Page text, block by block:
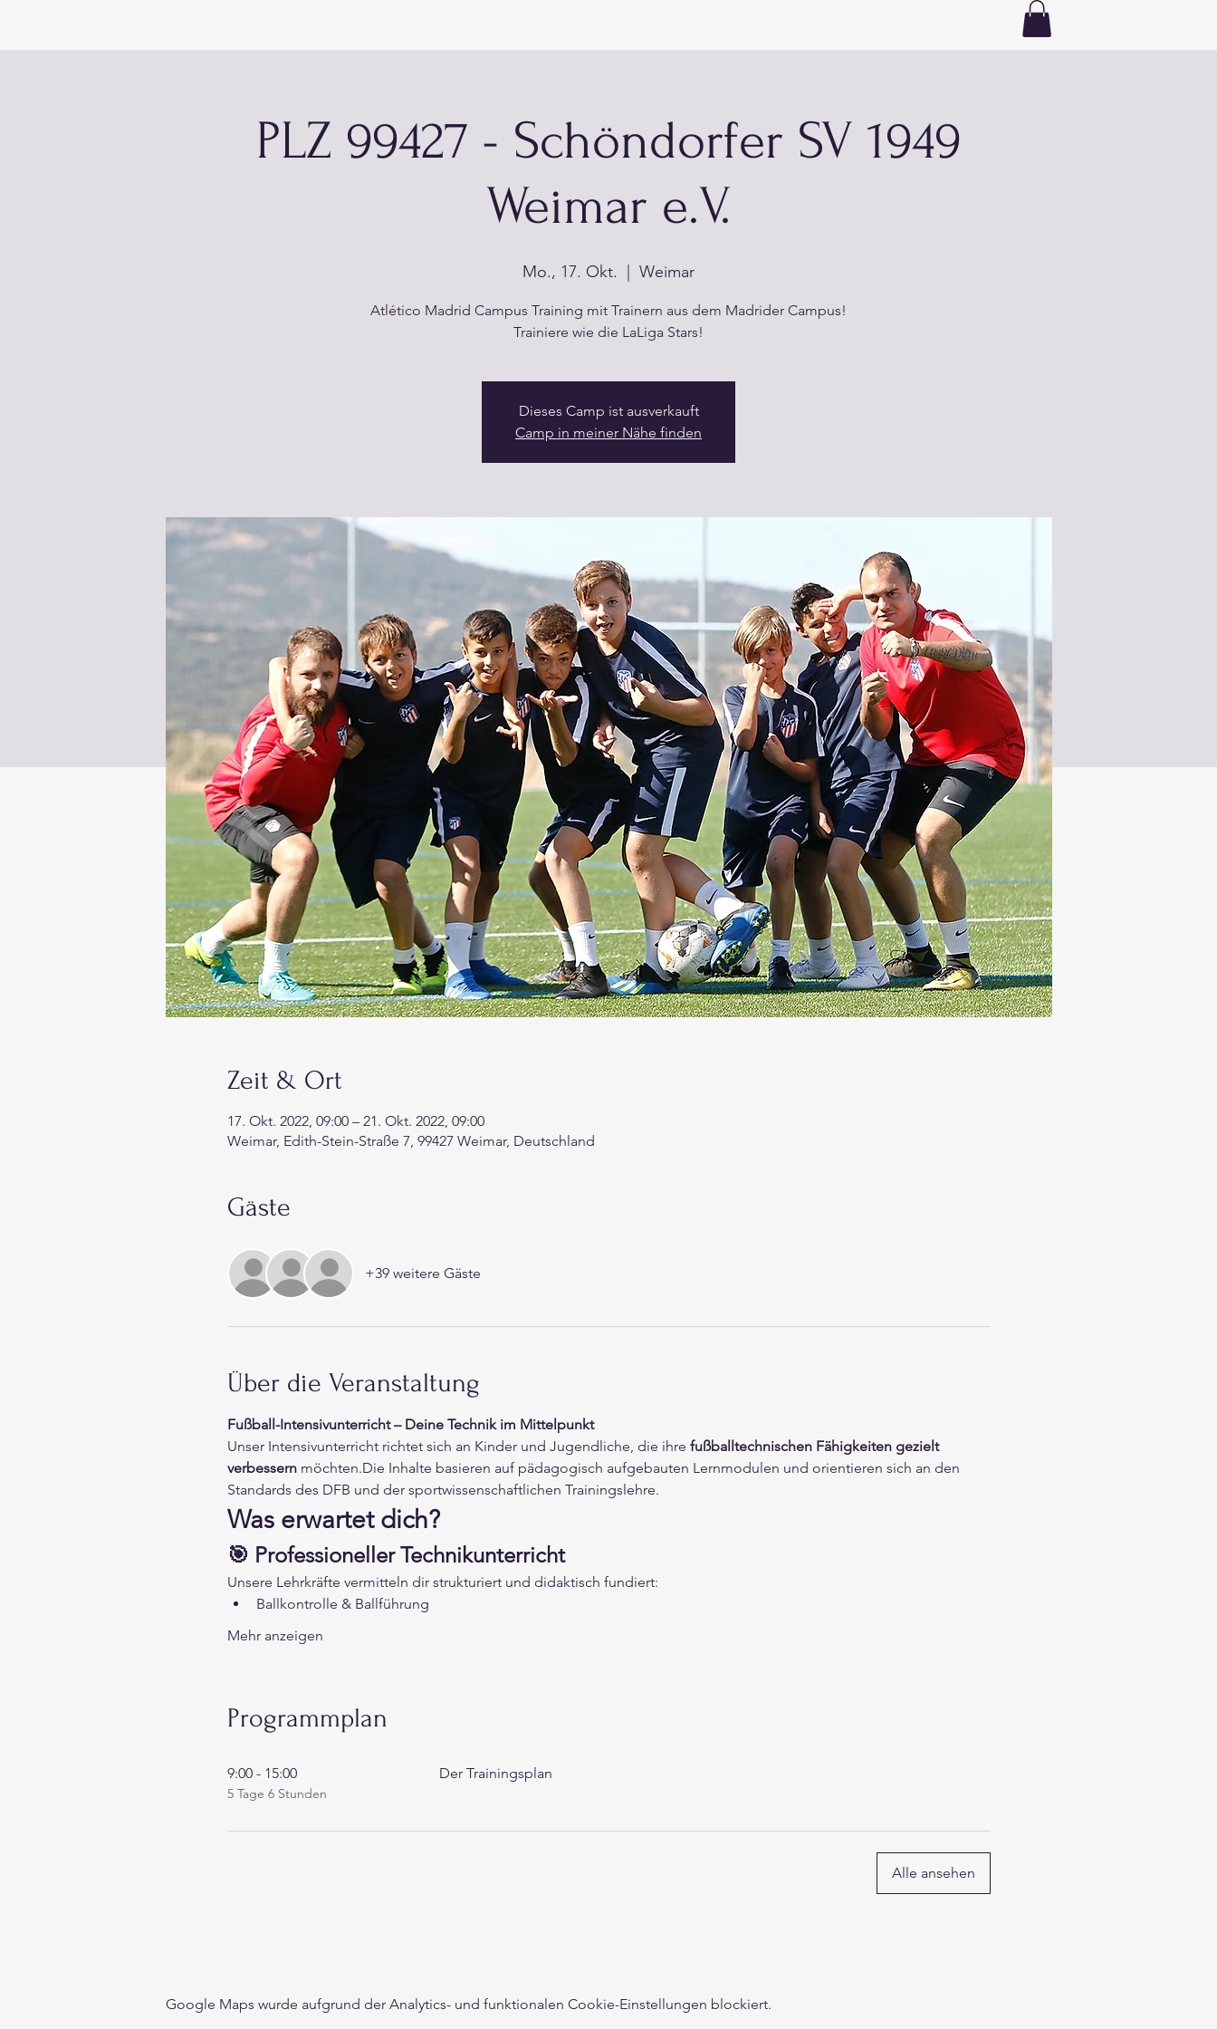
PLZ 99427 - Schöndorfer SV 1949
Weimar e.V.
Mo., 17. Okt.
  |
Weimar
Atlético Madrid Campus Training mit Trainern aus dem Madrider Campus!
Trainiere wie die LaLiga Stars!
Dieses Camp ist ausverkauft
Camp in meiner Nähe finden
Zeit & Ort
17. Okt. 2022, 09:00 – 21. Okt. 2022, 09:00
Weimar, Edith-Stein-Straße 7, 99427 Weimar, Deutschland
Gäste
+39 weitere Gäste
Über die Veranstaltung
Fußball-Intensivunterricht – Deine Technik im Mittelpunkt
Unser Intensivunterricht richtet sich an Kinder und Jugendliche, die ihre fußballtechnischen Fähigkeiten gezielt
verbessern möchten.Die Inhalte basieren auf pädagogisch aufgebauten Lernmodulen und orientieren sich an den
Standards des DFB und der sportwissenschaftlichen Trainingslehre.
Was erwartet dich?
🎯 Professioneller Technikunterricht
Unsere Lehrkräfte vermitteln dir strukturiert und didaktisch fundiert:
Ballkontrolle & Ballführung
Mehr anzeigen
Programmplan
9:00 - 15:00
5 Tage 6 Stunden
Der Trainingsplan
Alle ansehen
Google Maps wurde aufgrund der Analytics- und funktionalen Cookie-Einstellungen blockiert.